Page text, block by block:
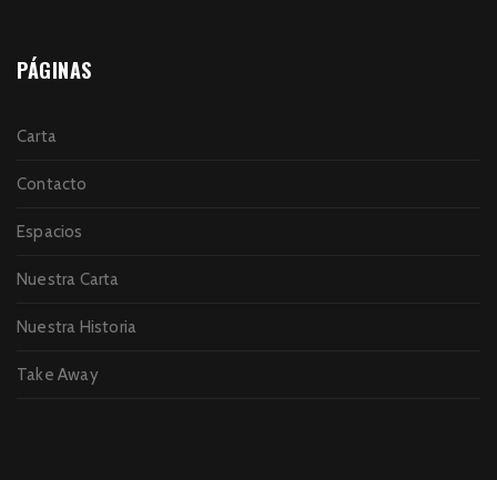
PÁGINAS
Carta
Contacto
Espacios
Nuestra Carta
Nuestra Historia
Take Away